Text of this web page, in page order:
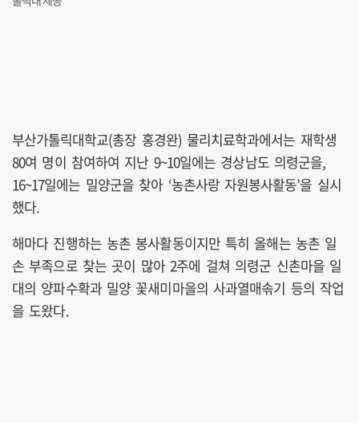
부산가톨릭대학교(총장 홍경완) 물리치료학과에서는 재학생
80여 명이 참여하여 지난 9~10일에는 경상남도 의령군을,
16~17일에는 밀양군을 찾아 ‘농촌사랑 자원봉사활동’을 실시
했다.
해마다 진행하는 농촌 봉사활동이지만 특히 올해는 농촌 일
손 부족으로 찾는 곳이 많아 2주에 걸쳐 의령군 신촌마을 일
대의 양파수확과 밀양 꽃새미마을의 사과열매솎기 등의 작업
을 도왔다.